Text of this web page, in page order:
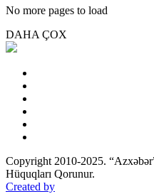
No more pages to load
DAHA ÇOX
Copyright 2010-2025.
Hüquqları Qorunur.
Created by